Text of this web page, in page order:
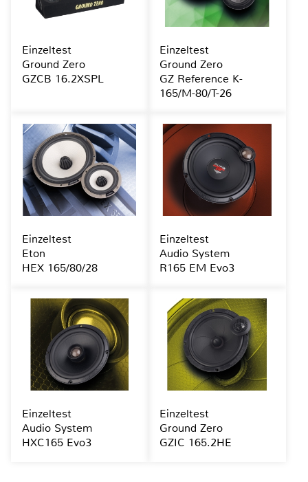
Einzeltest
Ground Zero
GZCB 16.2XSPL
Einzeltest
Ground Zero
GZ Reference K-
165/M-80/T-26
Einzeltest
Eton
HEX 165/80/28
Einzeltest
Audio System
R165 EM Evo3
Einzeltest
Audio System
HXC165 Evo3
Einzeltest
Ground Zero
GZIC 165.2HE